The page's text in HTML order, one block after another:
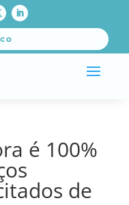
é 100%
de